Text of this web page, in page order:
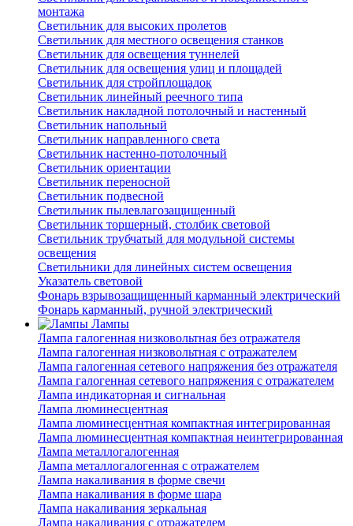
монтажа
Светильник для высоких пролетов
Светильник для местного освещения станков
Светильник для освещения туннелей
Светильник для освещения улиц и площадей
Светильник для стройплощадок
Светильник линейный реечного типа
Светильник накладной потолочный и настенный
Светильник напольный
Светильник направленного света
Светильник настенно-потолочный
Светильник ориентации
Светильник переносной
Светильник подвесной
Светильник пылевлагозащищенный
Светильник торшерный, столбик световой
Светильник трубчатый для модульной системы
освещения
Светильники для линейных систем освещения
Указатель световой
Фонарь взрывозащищенный карманный электрический
Фонарь карманный, ручной электрический
Лампы
Лампа галогенная низковольтная без отражателя
Лампа галогенная низковольтная с отражателем
Лампа галогенная сетевого напряжения без отражателя
Лампа галогенная сетевого напряжения с отражателем
Лампа индикаторная и сигнальная
Лампа люминесцентная
Лампа люминесцентная компактная интегрированная
Лампа люминесцентная компактная неинтегрированная
Лампа металлогалогенная
Лампа металлогалогенная с отражателем
Лампа накаливания в форме свечи
Лампа накаливания в форме шара
Лампа накаливания зеркальная
Лампа накаливания с отражателем